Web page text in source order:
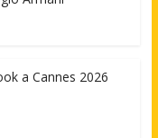
a Cannes 2026